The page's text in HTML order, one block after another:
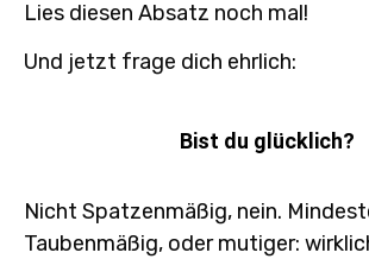
Lies diesen Absatz noch mal!
Und jetzt frage dich ehrlich:
Bist du glücklich?
Nicht Spatzenmäßig, nein.
Taubenmäßig, oder mutiger: